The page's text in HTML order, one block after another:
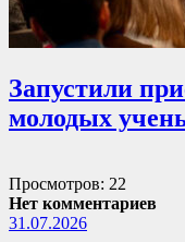
Запустили
молодых
Просмотров: 22
Нет комментариев
31.07.2026